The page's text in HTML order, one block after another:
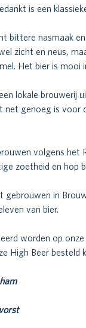
is een
bittere nasmaak
zicht en neus,
Het bier is mooi
lokale brouwerij
net genoeg is voor
volgens
zoetheid en hop
gebrouwen in
van bier.
worden op
High Beer besteld